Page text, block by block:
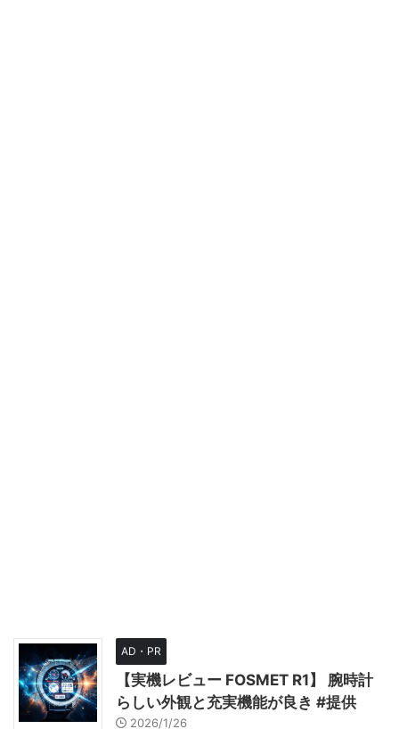
AD・PR
【実機レビュー FOSMET R1】 腕時計
らしい外観と充実機能が良き #提供
2026/1/26